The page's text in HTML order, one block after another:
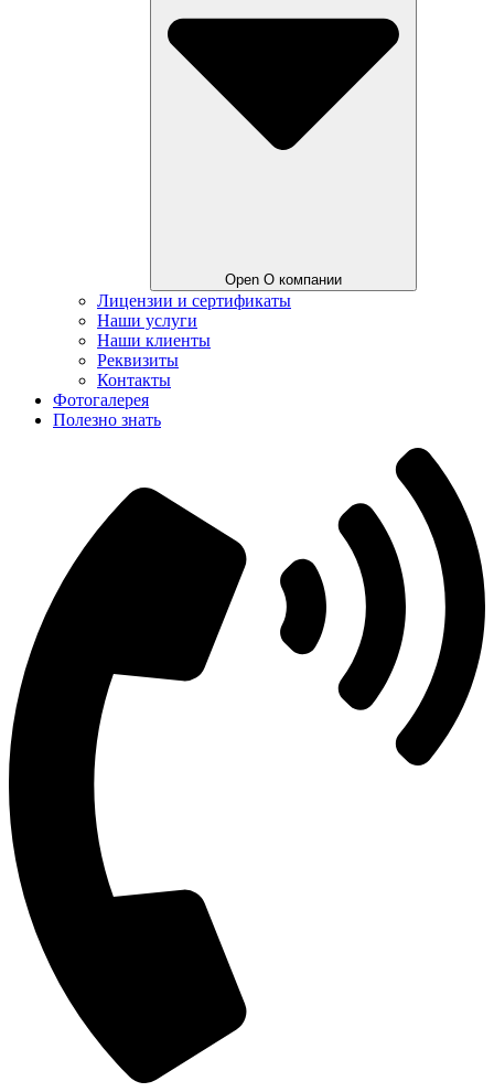
Open О компании
Лицензии и сертификаты
Наши услуги
Наши клиенты
Реквизиты
Контакты
Фотогалерея
Полезно знать